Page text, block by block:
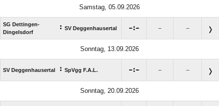
Samstag, 05.09.2026
SG Dettingen-
Dingelsdorf
: SV Deggenhausertal : – –
Sonntag, 13.09.2026
SV Deggenhausertal : SpVgg F.A.L. : – –
Sonntag, 20.09.2026